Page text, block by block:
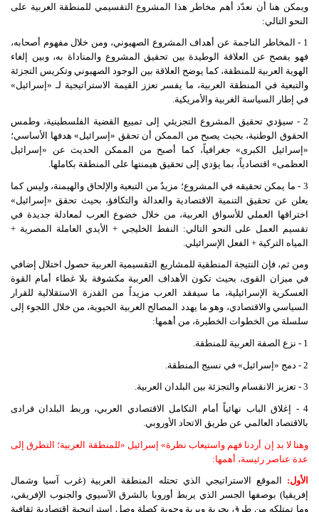
ويمكن هنا أن نعدّد أهم مخاطر هذا المشروع التقسيمي للمنطقة العربية على
النحو التالي:
1 - المخاطر الناجمة عن أهداف المشروع الصهيوني، ومن خلال مفهوم أصحابه،
فهو يفصح عن العلاقة الوطيدة بين تحقيق المشروع والمناداة به، وبين إلغاء
الهوية العربية للمنطقة، كما يوضح العلاقة بين الوجود الصهيوني وتكريس التجزئة
والتبعية في المنطقة العربية، ما يفسر تعزز القيمة الاستراتيجية لـ «إسرائيل»
في إطار السياسة الغربية والأمريكية.
2 - سيؤدي تحقيق المشروع التجزيئي إلى تمييع القضية الفلسطينية، وطمس
الحقوق الوطنية، بحيث يصبح من الممكن أن تحقق «إسرائيل» هدفها الأساسي؛
«إسرائيل الكبرى» جغرافياً، كما أصبح من الممكن الحديث عن «إسرائيل
العظمى» اقتصادياً، بما يؤدي إلى تحقيق هيمنتها على المنطقة بكاملها.
3 - ما يمكن تحقيقه في المشروع؛ مزيدٌ من التبعية والإلحاق والهيمنة، وليس كما
يعلن عن تحقيق التنمية الاقتصادية والعدالة والتكافؤ، بحيث تحقق «إسرائيل»
اختراقها العملي للأسواق العربية، من خلال خضوع العرب لمعادلة جديدة في
تقسيم العمل على النحو التالي: النفط الخليجي + الأيدي العاملة المصرية +
المياه التركية + الفعل الإسرائيلي.
ومن ثم، فإن النتيجة المنطقية للمشاريع التقسيمية العربية حصول اختلال إضافي
في ميزان القوى، بحيث تكون الأهداف العربية مكشوفة بلا غطاء أمام القوة
العسكرية الإسرائيلية، ما سيفقد العرب مزيداً من القدرة الاستقلالية للقرار
السياسي والاقتصادي، وهو ما يهدد المصالح العربية الحيوية، من خلال اللجوء إلى
سلسلة من الخطوات الخطيرة، من أهمها:
1 - نزع الصفة العربية للمنطقة.
2 - دمج «إسرائيل» في نسيج المنطقة.
3 - تعزيز الانقسام والتجزئة بين البلدان العربية.
4 - إغلاق الباب نهائياً أمام التكامل الاقتصادي العربي، وربط البلدان فرادى
بالاقتصاد العالمي عن طريق الاتحاد الأوروبي.
وهنا لا بد إن أردنا فهم واستيعاب نظرة« إسرائيل »للمنطقة العربية؛ التطرق إلى
عدة عناصر رئيسة، أهمها:
الأول: الموقع الاستراتيجي الذي تحتله المنطقة العربية (غرب آسيا وشمال
إفريقيا) بوصفها الجسر الذي يربط أوروبا بالشرق الآسيوي والجنوب الإفريقي،
وما تمتلكه من طرق بحرية وبرية وجوية كصلة وصل استراتيجية اقتصادية ثقافية